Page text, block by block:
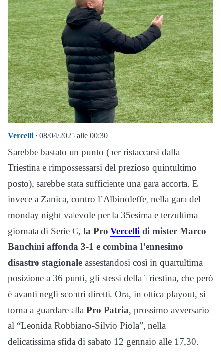
Vercelli· 08/04/2025 alle 00:30
Sarebbe bastato un punto (per ristaccarsi dalla
Triestina e rimpossessarsi del prezioso quintultimo
posto), sarebbe stata sufficiente una gara accorta. E
invece a Zanica, contro l’Albinoleffe, nella gara del
monday night valevole per la 35esima e terzultima
giornata di Serie C, la Pro Vercelli di mister Marco
Banchini affonda 3-1 e combina l’ennesimo
disastro stagionale assestandosi così in quartultima
posizione a 36 punti, gli stessi della Triestina, che però
è avanti negli scontri diretti. Ora, in ottica playout, si
torna a guardare alla Pro Patria, prossimo avversario
al “Leonida Robbiano-Silvio Piola”, nella
delicatissima sfida di sabato 12 gennaio alle 17,30.